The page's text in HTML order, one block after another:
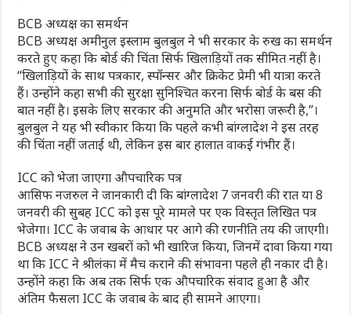
BCB अध्यक्ष का समर्थन
BCB अध्यक्ष अमीनुल इस्लाम बुलबुल ने भी सरकार के रुख का समर्थन
करते हुए कहा कि बोर्ड की चिंता सिर्फ खिलाड़ियों तक सीमित नहीं है।
“खिलाड़ियों के साथ पत्रकार, स्पॉन्सर और क्रिकेट प्रेमी भी यात्रा करते
हैं। उन्होंने कहा सभी की सुरक्षा सुनिश्चित करना सिर्फ बोर्ड के बस की
बात नहीं है। इसके लिए सरकार की अनुमति और भरोसा जरूरी है,”।
बुलबुल ने यह भी स्वीकार किया कि पहले कभी बांग्लादेश ने इस तरह
की चिंता नहीं जताई थी, लेकिन इस बार हालात वाकई गंभीर हैं।
ICC को भेजा जाएगा औपचारिक पत्र
आसिफ नजरुल ने जानकारी दी कि बांग्लादेश 7 जनवरी की रात या 8
जनवरी की सुबह ICC को इस पूरे मामले पर एक विस्तृत लिखित पत्र
भेजेगा। ICC के जवाब के आधार पर आगे की रणनीति तय की जाएगी।
BCB अध्यक्ष ने उन खबरों को भी खारिज किया, जिनमें दावा किया गया
था कि ICC ने श्रीलंका में मैच कराने की संभावना पहले ही नकार दी है।
उन्होंने कहा कि अब तक सिर्फ एक औपचारिक संवाद हुआ है और
अंतिम फैसला ICC के जवाब के बाद ही सामने आएगा।